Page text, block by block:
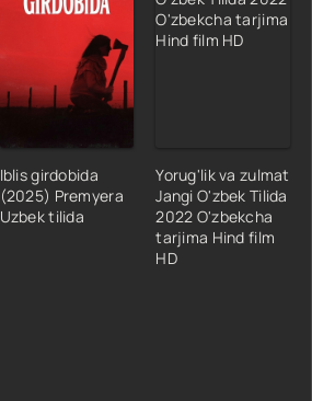
Iblis girdobida
(2025) Premyera
Uzbek tilida
Yorug'lik va zulmat
Jangi O'zbek Tilida
2022 O'zbekcha
tarjima Hind film
HD